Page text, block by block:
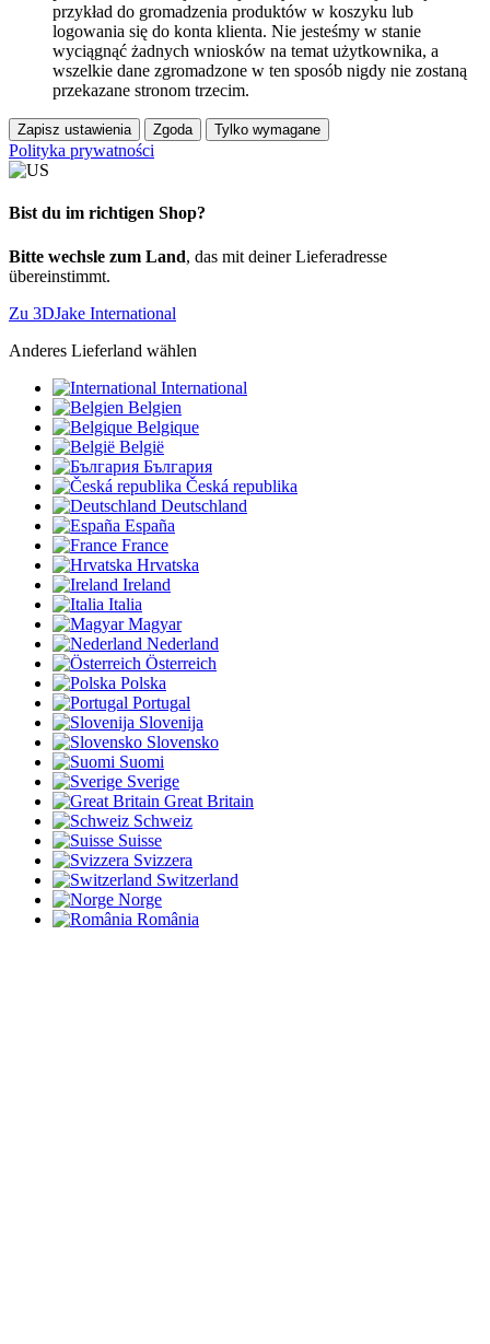
przykład do gromadzenia produktów w koszyku lub
logowania się do konta klienta. Nie jesteśmy w stanie
wyciągnąć żadnych wniosków na temat użytkownika, a
wszelkie dane zgromadzone w ten sposób nigdy nie zostaną
przekazane stronom trzecim.
Zapisz ustawienia Zgoda Tylko wymagane
Polityka prywatności
Bist du im richtigen Shop?
Bitte wechsle zum Land, das mit deiner Lieferadresse
übereinstimmt.
Zu 3DJake International
Anderes Lieferland wählen
International
Belgien
Belgique
België
България
Česká republika
Deutschland
España
France
Hrvatska
Ireland
Italia
Magyar
Nederland
Österreich
Polska
Portugal
Slovenija
Slovensko
Suomi
Sverige
Great Britain
Schweiz
Suisse
Svizzera
Switzerland
Norge
România